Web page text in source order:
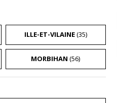
ILLE-ET-VILAINE(35)
MORBIHAN (56)